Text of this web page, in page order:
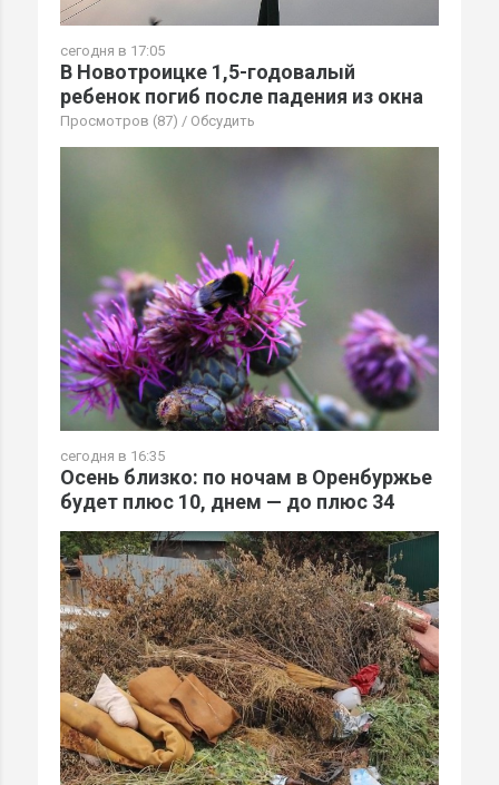
сегодня в 17:05
В Новотроицке 1,5-годовалый
ребенок погиб после падения из окна
Просмотров (87) / Обсудить
сегодня в 16:35
Осень близко: по ночам в Оренбуржье
будет плюс 10, днем — до плюс 34